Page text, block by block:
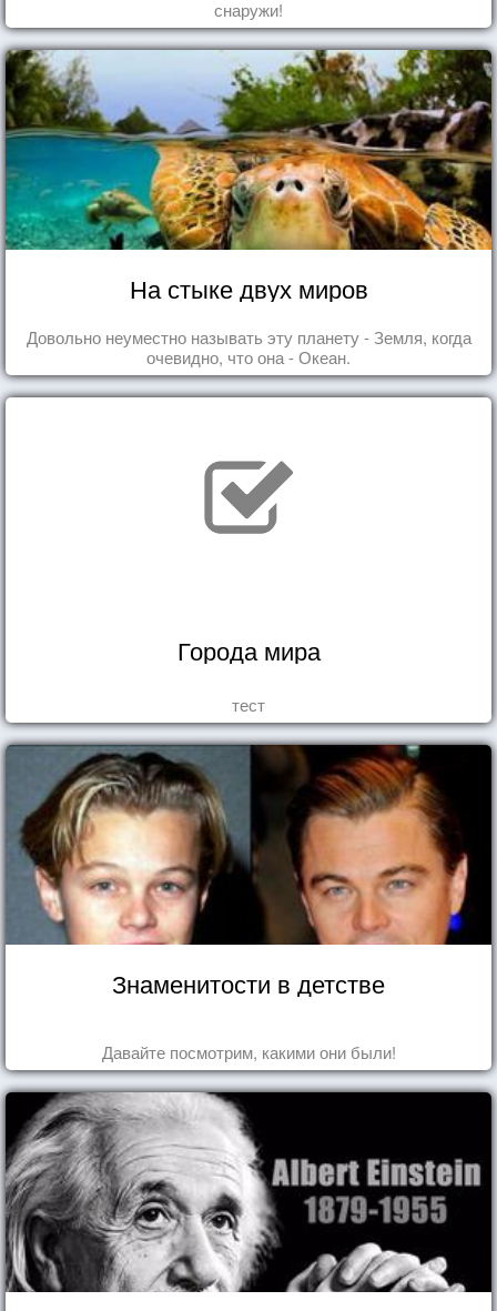
снаружи!
На стыке двух миров
Довольно неуместно называть эту планету - Земля, когда
очевидно, что она - Океан.
Города мира
тест
Знаменитости в детстве
Давайте посмотрим, какими они были!